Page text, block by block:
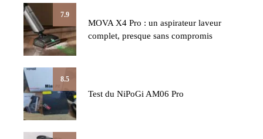
7.9
MOVA X4 Pro : un aspirateur laveur
complet, presque sans compromis
8.5
Test du NiPoGi AM06 Pro